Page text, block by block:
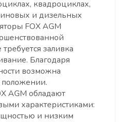
квадроциклах,
и дизельных
FOX AGM
заливка
Благодаря
возможна
положении.
AGM обладают
характеристиками:
и низким